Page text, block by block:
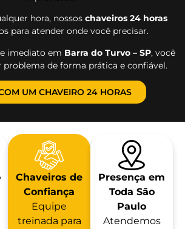
hora, nossos chaveiros 24 horas
para atender onde você precisar.
imediato em Barra do Turvo – SP, você
problema de forma prática e confiável.
UM CHAVEIRO 24 HORAS
Chaveiros de
Confiança
Equipe
treinada para
Presença em
Toda São
Paulo
Atendemos